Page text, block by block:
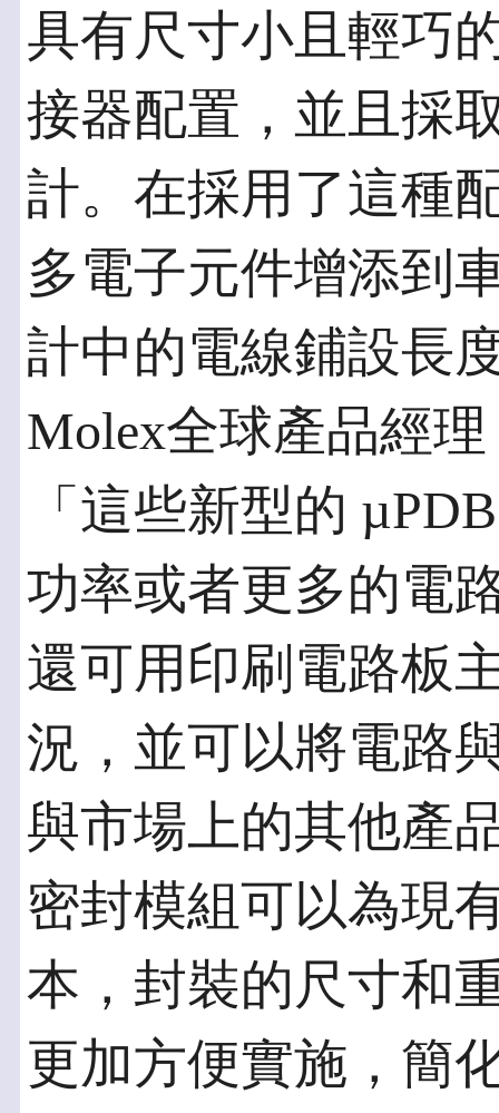
具有尺寸小且輕巧
接器配置，並且採
計。在採用了這種
多電子元件增添到
計中的電線鋪設長
Molex全球產品經理
「這些新型的
功率或者更多的電
還可用印刷電路板
況，並可以將電路
與市場上的其他產
密封模組可以為現
本，封裝的尺寸和
更加方便實施，簡